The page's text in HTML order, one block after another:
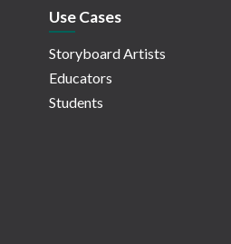
Use Cases
Storyboard Artists
Educators
Students